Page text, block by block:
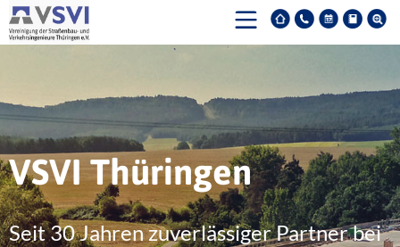
VSVI Thüringen
Seit 30 Jahren zuverlässiger Partner bei